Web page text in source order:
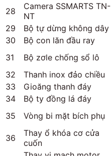
28
Camera SSMARTS TN-
NT
29
Bộ tự dừng không dây
30
Bộ con lăn đầu ray
31
Bộ zơle chống sổ lô
32
Thanh inox đảo chiều
33
Gioăng thanh đáy
34
Bộ ty đồng lá đáy
35
Vòng bi mặt bích phụ
36
Thay ổ khóa cơ cửa
cuốn